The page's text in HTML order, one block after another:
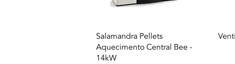
Vista rapida
Salamandra Pellets
Aquecimento Central Bee -
14kW